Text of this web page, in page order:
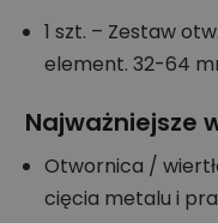
1 szt. – Zestaw
element. 32-64
Najważniejsze
Otwornica /
cięcia metalu i